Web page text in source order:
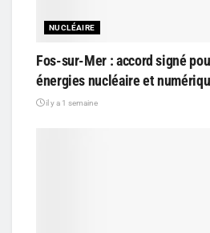
NUCLÉAIRE
Fos-sur-Mer : accord signé
énergies nucléaire et
il y a 1 semaine